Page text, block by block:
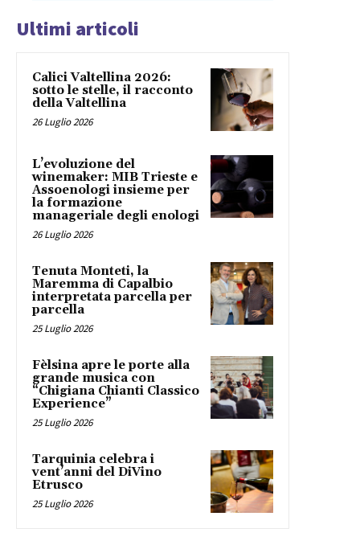
Ultimi articoli
Calici Valtellina 2026:
sotto le stelle, il racconto
della Valtellina
26 Luglio 2026
L’evoluzione del
winemaker: MIB Trieste e
Assoenologi insieme per
la formazione
manageriale degli enologi
26 Luglio 2026
Tenuta Monteti, la
Maremma di Capalbio
interpretata parcella per
parcella
25 Luglio 2026
Fèlsina apre le porte alla
grande musica con
“Chigiana Chianti Classico
Experience”
25 Luglio 2026
Tarquinia celebra i
vent’anni del DiVino
Etrusco
25 Luglio 2026